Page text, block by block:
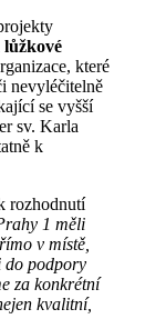
lůžkové
které
nevyléčitelně
se vyšší
sv. Karla
k
rozhodnutí
1 měli
v místě,
do podpory
za konkrétní
kvalitní,